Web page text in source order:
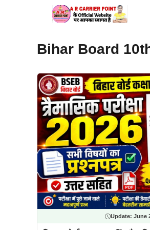
Bihar Board
Update: June